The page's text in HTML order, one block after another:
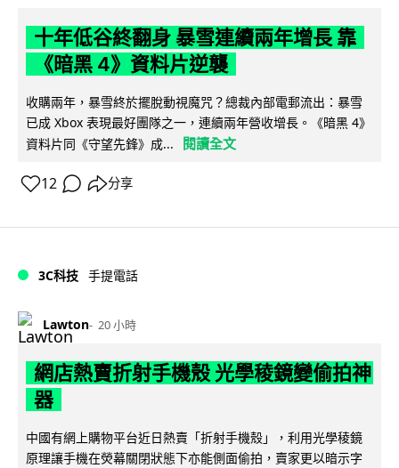
十年低谷終翻身 暴雪連續兩年增長 靠
《暗黑 4》資料片逆襲
收購兩年，暴雪終於擺脫動視魔咒？總裁內部電郵流出：暴雪
已成 Xbox 表現最好團隊之一，連續兩年營收增長。《暗黑 4》
資料片同《守望先鋒》成...
閱讀全文
12 分享
3C科技 手提電話
Lawton 20 小時
網店熱賣折射手機殼 光學稜鏡變偷拍神
器
中國有網上購物平台近日熱賣「折射手機殼」，利用光學稜鏡
原理讓手機在熒幕關閉狀態下亦能側面偷拍，賣家更以暗示字